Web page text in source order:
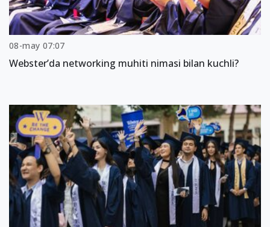
08-may 07:07
Webster’da networking muhiti nimasi bilan kuchli?